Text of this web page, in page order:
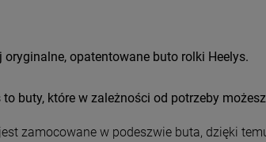
oryginalne, opatentowane buto rolki Heelys.
to buty, które w zależności od potrzeby
zamocowane w podeszwie buta, dzięki